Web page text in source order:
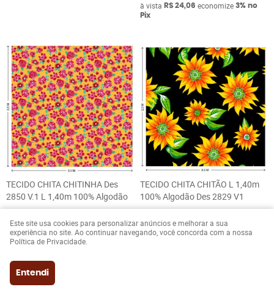
à vista R$ 24,06 economize 3% no
Pix
TECIDO CHITA CHITINHA Des
2850 V.1 L 1,40m 100% Algodão
VALOR DO METRO
à vista economize
TECIDO CHITA CHITÃO L 1,40m
100% Algodão Des 2829 V1
VALOR DO METRO
Este site usa cookies para personalizar anúncios e melhorar a sua
experiência no site. Ao continuar navegando, você concorda com a nossa
Política de Privacidade.
Entendi